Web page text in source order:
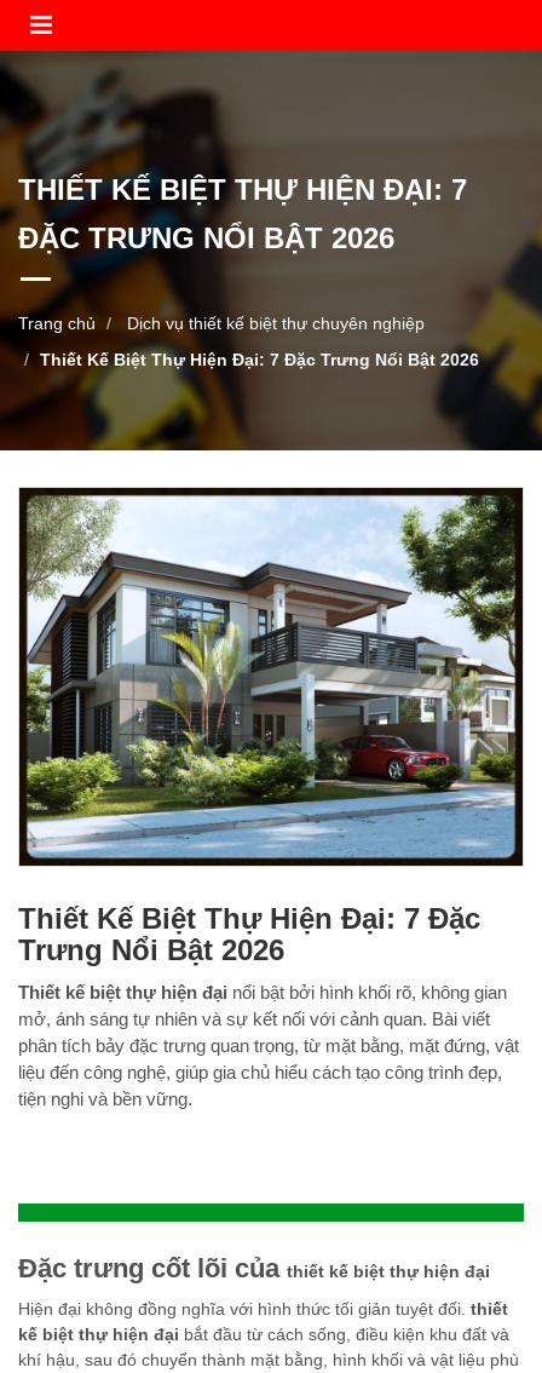
THIẾT KẾ BIỆT THỰ HIỆN ĐẠI: 7
ĐẶC TRƯNG NỔI BẬT 2026
Trang chủ
Dịch vụ thiết kế biệt thự chuyên nghiệp
Thiết Kế Biệt Thự Hiện Đại: 7 Đặc Trưng Nổi Bật 2026
Thiết Kế Biệt Thự Hiện Đại: 7 Đặc
Trưng Nổi Bật 2026
Thiết kế biệt thự hiện đại nổi bật bởi hình khối rõ, không gian
mở, ánh sáng tự nhiên và sự kết nối với cảnh quan. Bài viết
phân tích bảy đặc trưng quan trọng, từ mặt bằng, mặt đứng, vật
liệu đến công nghệ, giúp gia chủ hiểu cách tạo công trình đẹp,
tiện nghi và bền vững.
Đặc trưng cốt lõi của thiết kế biệt thự hiện đại
Hiện đại không đồng nghĩa với hình thức tối giản tuyệt đối. thiết
kế biệt thự hiện đại bắt đầu từ cách sống, điều kiện khu đất và
khí hậu, sau đó chuyển thành mặt bằng, hình khối và vật liệu phù